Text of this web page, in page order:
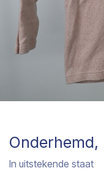
In uitstekende staat